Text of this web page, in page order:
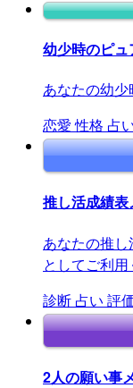
幼少時のピ
あなたの幼
恋愛 性格 占
推し活成績
あなたの推
としてご利用
診断 占い 評
2人の願い事